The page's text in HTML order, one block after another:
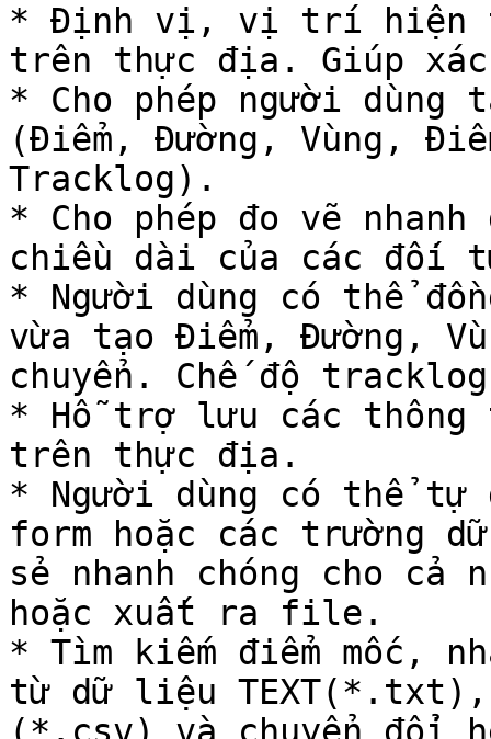
* Định vị, vị trí hiện
trên thực địa. Giúp
* Cho phép người
(Điểm, Đường, Vùng,
Tracklog).
* Cho phép đo vẽ
chiều dài của các đối
* Người dùng có thể
vừa tạo Điểm, Đường,
chuyển. Chế độ
* Hỗ trợ lưu các
trên thực địa.
* Người dùng có thể tự
form hoặc các trường
sẻ nhanh chóng cho cả
hoặc xuất ra file.
* Tìm kiếm điểm mốc,
từ dữ liệu